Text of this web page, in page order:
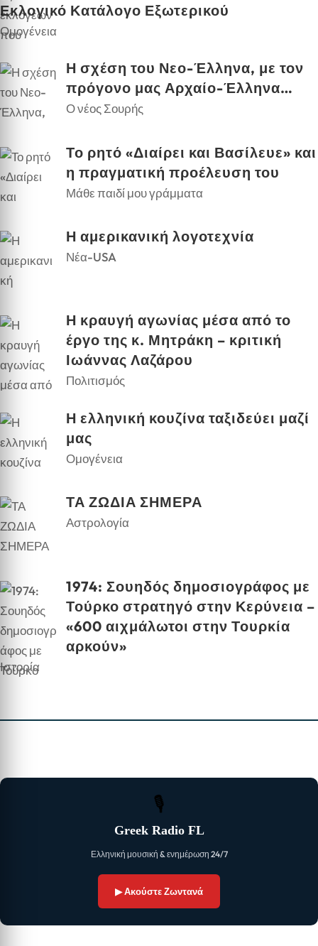
Εκλογικό Κατάλογο Εξωτερικού
Ομογένεια
Η σχέση του Νεο-Έλληνα, με τον
πρόγονο μας Αρχαίο-Έλληνα…
Ο νέος Σουρής
Το ρητό «Διαίρει και Βασίλευε» και
η πραγματική προέλευση του
Μάθε παιδί μου γράμματα
Η αμερικανική λογοτεχνία
Νέα-USA
Η κραυγή αγωνίας μέσα από το
έργο της κ. Μητράκη – κριτική
Ιωάννας Λαζάρου
Πολιτισμός
Η ελληνική κουζίνα ταξιδεύει μαζί
μας
Ομογένεια
ΤΑ ΖΩΔΙΑ ΣΗΜΕΡΑ
Αστρολογία
1974: Σουηδός δημοσιογράφος με
Τούρκο στρατηγό στην Κερύνεια –
«600 αιχμάλωτοι στην Τουρκία
αρκούν»
Ιστορία
🎙
Greek Radio FL
Ελληνική μουσική & ενημέρωση 24/7
▶ Ακούστε Ζωντανά